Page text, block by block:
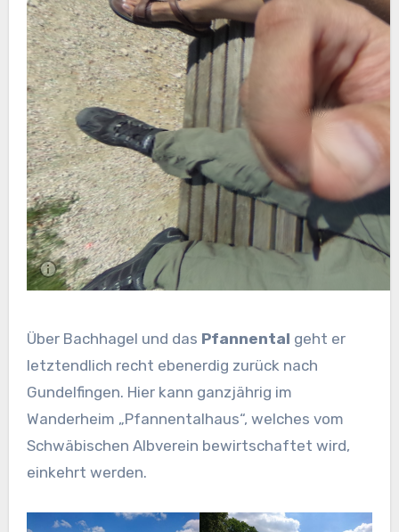
Über Bachhagel und das Pfannental geht er
letztendlich recht ebenerdig zurück nach
Gundelfingen. Hier kann ganzjährig im
Wanderheim „Pfannentalhaus“, welches vom
Schwäbischen Albverein bewirtschaftet wird,
einkehrt werden.